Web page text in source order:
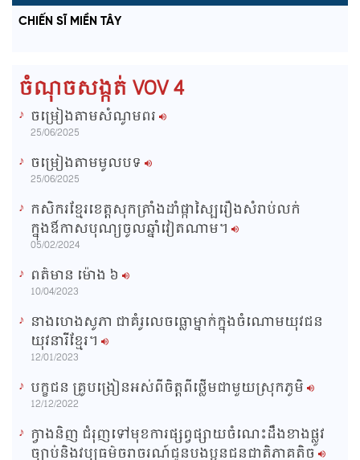
l
y
u
e
o
a
d
r
o
g
CHIẾN SĨ MIỀN TÂY
ចំណុចសង្កត់ VOV 4
ចម្រៀងតាមសំណូមពរ
25/06/2025
ចម្រៀងតាមមូលបទ
25/06/2025
កសិករខ្មែរខេត្តសុកត្រាំងដាំផ្កាស្បៃរឿងសំរាប់លក់
ក្នុងឳកាសបុណ្យចូលឆ្នាំវៀតណាម។
05/02/2024
ពត៌មាន ម៉ោង​ ៦
10/04/2023
នាងហេងសូភា ជាគំរូលេចធ្លោម្នាក់ក្នុងចំណោមយុវជន
យុវនារីខ្មែរ។
12/01/2023
បក្ខជន គ្រូបង្រៀនអស់ពីចិត្តពីថ្លើមជាមួយស្រុកភូមិ
12/12/2022
ក្វាងនិញ ជំរុញទៅមុខការផ្សព្វផ្សាយចំណេះដឹងខាងផ្លូវ
ច្បាប់និងវប្បធម៌ចរាចរណ៍ជូនបងប្អូនជនជាតិភាគតិច